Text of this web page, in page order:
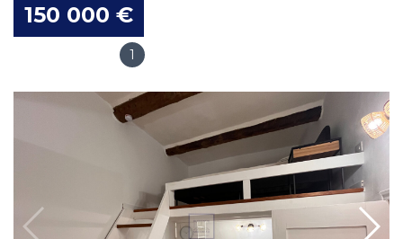
150 000 €
1